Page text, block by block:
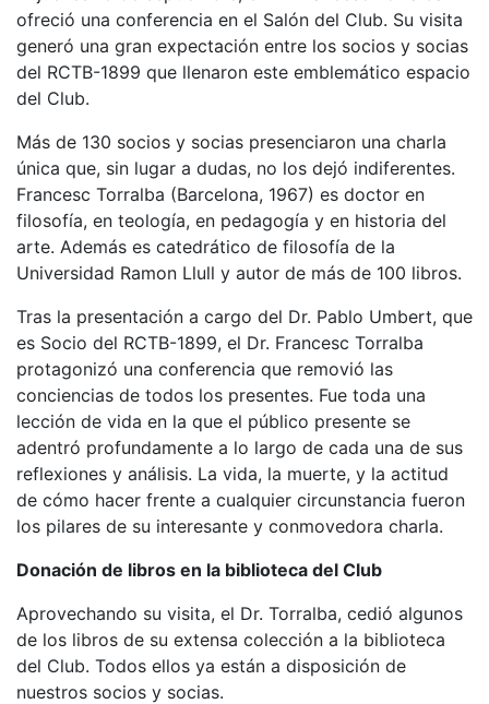
Servicios
Instalaciones
Preguntas
Frecuentes
Trabaja con
nosotros
Área deportiva
Tenis
tenis
Next Gen
Palmarés
equipos
Leyendas
Jugadores
profesionales
Competiciones
Campeonato
Cuadros de
Juego
Cuadro de
ofreció una conferencia en el Salón del Club. Su visita
generó una gran expectación entre los socios y socias
del RCTB-1899 que llenaron este emblemático espacio
del Club.
Más de 130 socios y socias presenciaron una charla
única que, sin lugar a dudas, no los dejó indiferentes.
Francesc Torralba (Barcelona, 1967) es doctor en
filosofía, en teología, en pedagogía y en historia del
arte. Además es catedrático de filosofía de la
Universidad Ramon Llull y autor de más de 100 libros.
Tras la presentación a cargo del Dr. Pablo Umbert, que
es Socio del RCTB-1899, el Dr. Francesc Torralba
protagonizó una conferencia que removió las
conciencias de todos los presentes. Fue toda una
lección de vida en la que el público presente se
adentró profundamente a lo largo de cada una de sus
reflexiones y análisis. La vida, la muerte, y la actitud
de cómo hacer frente a cualquier circunstancia fueron
los pilares de su interesante y conmovedora charla.
Donación de libros en la biblioteca del Club
Aprovechando su visita, el Dr. Torralba, cedió algunos
de los libros de su extensa colección a la biblioteca
del Club. Todos ellos ya están a disposición de
nuestros socios y socias.